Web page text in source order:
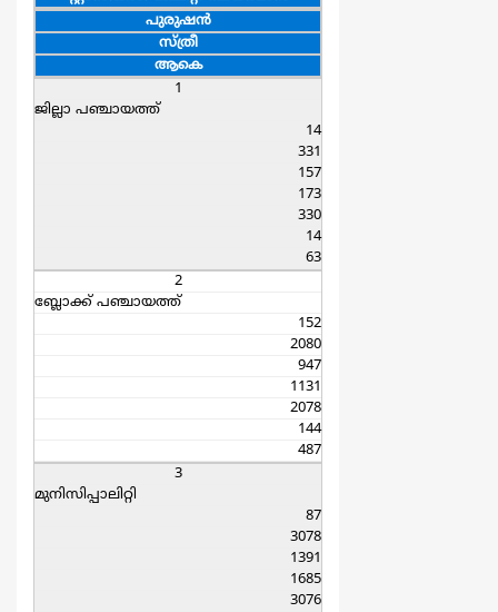
പുരുഷന്‍
സ്ത്രീ
ആകെ
1
ജില്ലാ പഞ്ചായത്ത്
14
331
157
173
330
14
63
2
ബ്ലോക്ക് പഞ്ചായത്ത്
152
2080
947
1131
2078
144
487
3
മുനിസിപ്പാലിറ്റി
87
3078
1391
1685
3076